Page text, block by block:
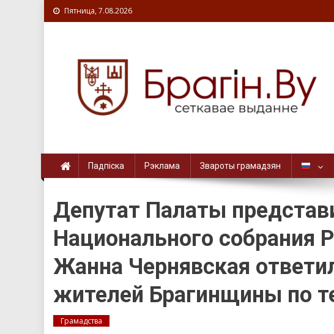
Пятница, 7.08.2026
Падпіска Рэклама Звароты грамадзян
Депутат Палаты
Национального собрания
Жанна Чернявская
жителей Брагинщины по
Грамадства